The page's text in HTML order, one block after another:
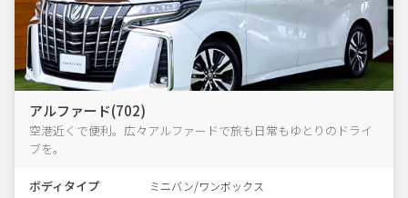
アルファード(702)
空港近くで便利。広々アルファードで旅も日常もゆとりのドライ
ブを。
ボディタイプ ミニバン/ワンボックス